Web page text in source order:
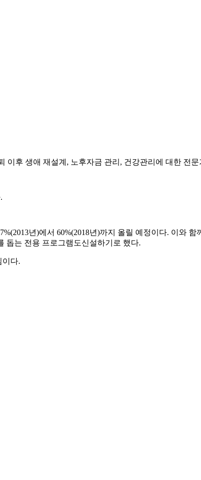
이후 생애 재설계, 노후자금 관리, 건강관리에 대한 전
년)에서 60%(2018년)까지 올릴 예정이다. 이와
돕는 전용 프로그램도신설하기로 했다.
이다.